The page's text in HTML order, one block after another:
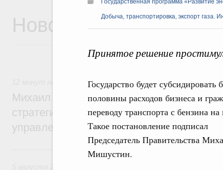
Государственная программа «Развитие
Добыча, транспортировка, экспорт газа.
Принятое решение
Государство будет субсидировать
половины расходов бизнеса и
переводу транспорта с бензина на
Такое постановление подписал
Председатель Правительства
Мишустин.
Новости
Технологическое развитие. Инновации
Михаил Мишустин дал поручения по
стратегической сессии о
управления научно-технологическим